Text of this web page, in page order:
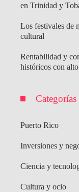
en Trinidad y
Los festivales de
cultural
Rentabilidad y
históricos con
Categorías
Puerto Rico
Inversiones y
Ciencia y
Cultura y ocio